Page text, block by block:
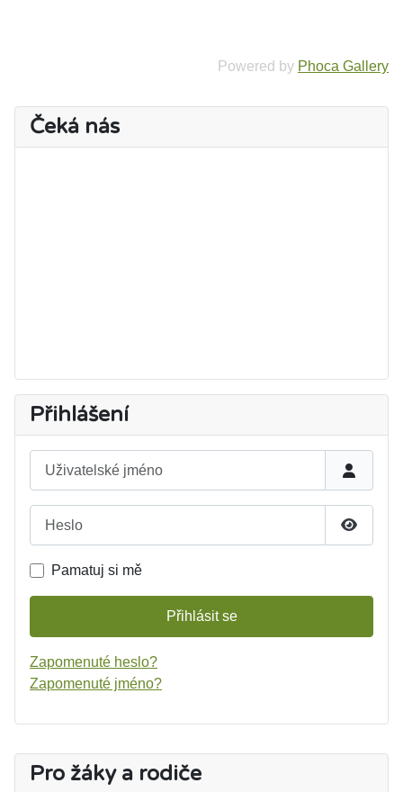
Pro žáky a rodiče
Powered by Phoca Gallery
Čeká nás
Přihlášení
Pamatuj si mě
Přihlásit se
Zapomenuté heslo?
Zapomenuté jméno?